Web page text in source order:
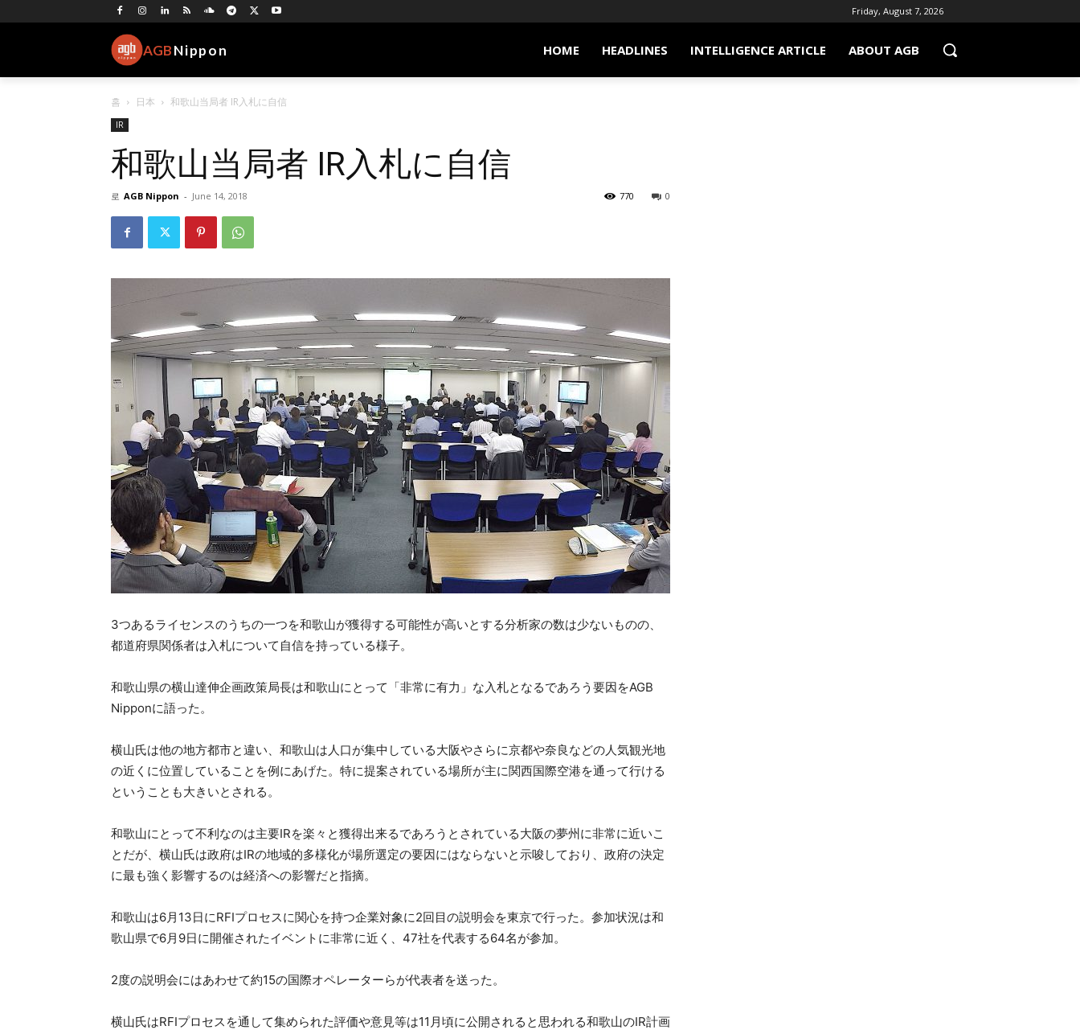
Friday, August 7, 2026
AGBNippon HOME HEADLINES INTELLIGENCE ARTICLE ABOUT AGB
홈 日本 和歌山当局者 IR入札に自信
IR
和歌山当局者 IR入札に自信
로 AGB Nippon - June 14, 2018 0
770
3つあるライセンスのうちの一つを和歌山が獲得する可能性が高いとする分析家の数は少ないものの、
都道府県関係者は入札について自信を持っている様子。
和歌山県の横山達伸企画政策局長は和歌山にとって「非常に有力」な入札となるであろう要因をAGB
Nipponに語った。
横山氏は他の地方都市と違い、和歌山は人口が集中している大阪やさらに京都や奈良などの人気観光地
の近くに位置していることを例にあげた。特に提案されている場所が主に関西国際空港を通って行ける
ということも大きいとされる。
和歌山にとって不利なのは主要IRを楽々と獲得出来るであろうとされている大阪の夢州に非常に近いこ
とだが、横山氏は政府はIRの地域的多様化が場所選定の要因にはならないと示唆しており、政府の決定
に最も強く影響するのは経済への影響だと指摘。
和歌山は6月13日にRFIプロセスに関心を持つ企業対象に2回目の説明会を東京で行った。参加状況は和
歌山県で6月9日に開催されたイベントに非常に近く、47社を代表する64名が参加。
2度の説明会にはあわせて約15の国際オペレーターらが代表者を送った。
横山氏はRFIプロセスを通して集められた評価や意見等は11月頃に公開されると思われる和歌山のIR計画